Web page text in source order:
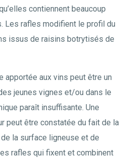
contiennent beaucoup
Les rafles modifient le profil du
issus de raisins botrytisés de
apportée aux vins peut être un
jeunes vignes et/ou dans le
paraît insuffisante. Une
peut être constatée du fait de la
la surface ligneuse et de
rafles qui fixent et combinent